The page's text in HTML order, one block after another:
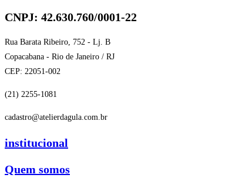
CNPJ: 42.630.760/0001-22
Rua Barata Ribeiro, 752 - Lj. B
Copacabana - Rio de Janeiro / RJ
CEP: 22051-002
(21) 2255-1081
cadastro@atelierdagula.com.br
institucional
Quem somos